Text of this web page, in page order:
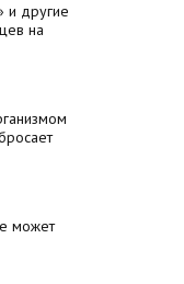
и другие
на
может